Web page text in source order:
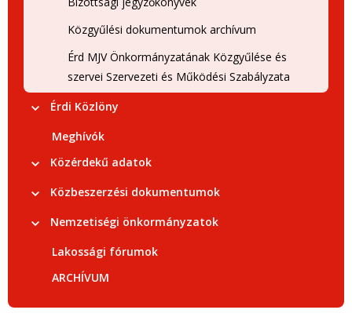
Közgyűlési dokumentumok archívum
Érd MJV Önkormányzatának Közgyűlése és
szervei Szervezeti és Működési Szabályzata
Érdi Közlöny
Meghívók
Közérdekű adatok
Közbeszerzési dokumentumok
Nemzetiségi önkormányzatok
Lakossági fórumok
ARCHÍVUM